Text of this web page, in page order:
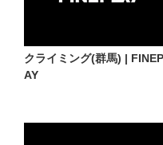
クライミング(群馬) |
AY